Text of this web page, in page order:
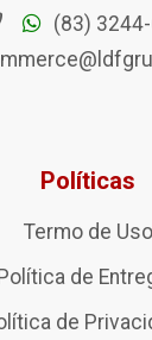
(83)
Políticas
Termo de Uso
de
de